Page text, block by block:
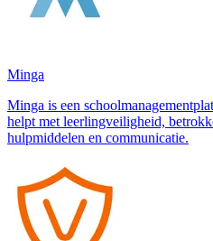
Minga
Minga is een
helpt met leerlingveiligheid,
hulpmiddelen en communicatie.